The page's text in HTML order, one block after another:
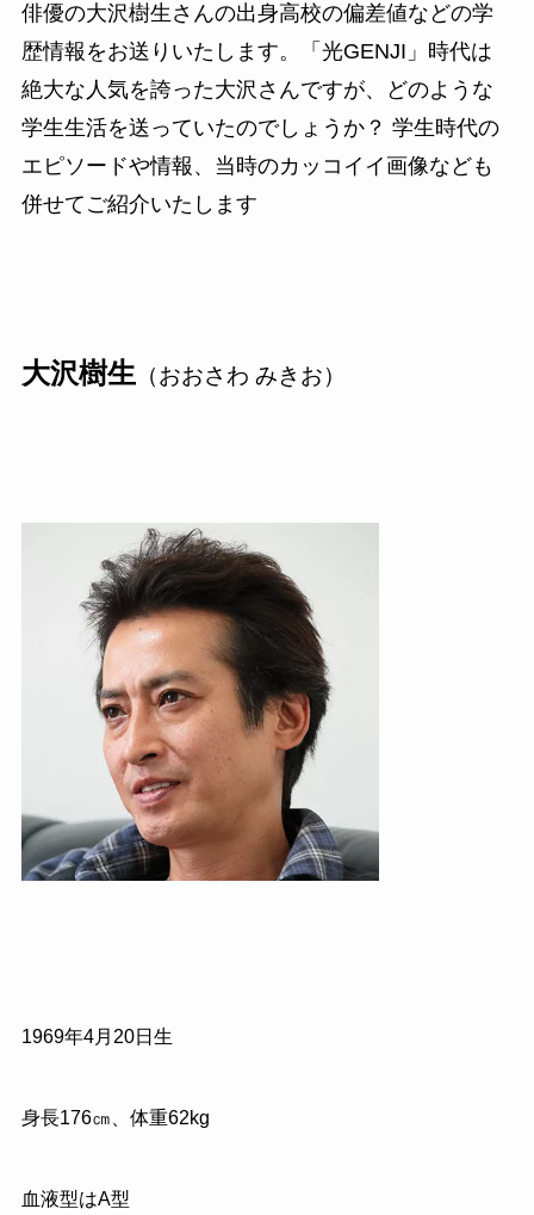
俳優の大沢樹生さんの出身高校の偏差値などの学
歴情報をお送りいたします。「光GENJI」時代は
絶大な人気を誇った大沢さんですが、どのような
学生生活を送っていたのでしょうか？ 学生時代の
エピソードや情報、当時のカッコイイ画像なども
併せてご紹介いたします
大沢樹生（おおさわ みきお）
1969年4月 20日生
身長176㎝、体重62kg
血液型はA型